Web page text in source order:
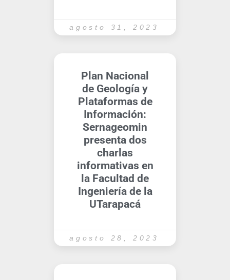
agosto 31, 2023
Plan Nacional
de Geología y
Plataformas de
Información:
Sernageomin
presenta dos
charlas
informativas en
la Facultad de
Ingeniería de la
UTarapacá
agosto 28, 2023